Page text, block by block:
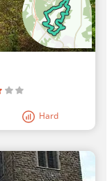
Hard